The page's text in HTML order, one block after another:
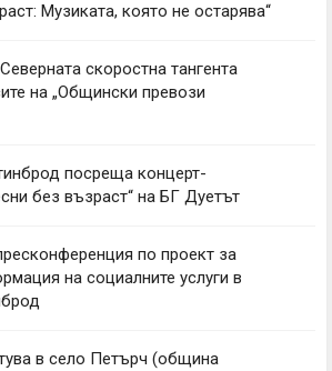
Музиката, която не остарява“
скоростна тангента
на „Общински превози
посреща концерт-
без възраст“ на БГ Дуетът
по проект за
на социалните услуги в
в село Петърч (община